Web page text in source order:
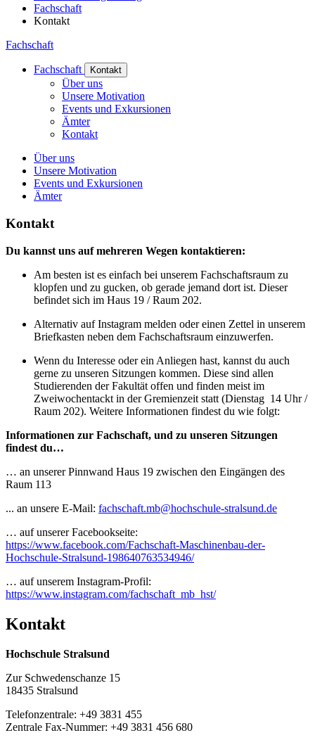
Fachschaft
Kontakt
Fachschaft
Fachschaft Kontakt
Über uns
Unsere Motivation
Events und Exkursionen
Ämter
Kontakt
Über uns
Unsere Motivation
Events und Exkursionen
Ämter
Kon­takt
Du kannst uns auf mehreren Wegen kontaktieren:
Am besten ist es einfach bei unserem Fachschaftsraum zu
klopfen und zu gucken, ob gerade jemand dort ist. Dieser
befindet sich im Haus 19 / Raum 202.
Alternativ auf Instagram melden oder einen Zettel in unserem
Briefkasten neben dem Fachschaftsraum einzuwerfen.
Wenn du Interesse oder ein Anliegen hast, kannst du auch
gerne zu unseren Sitzungen kommen. Diese sind allen
Studierenden der Fakultät offen und finden meist im
Zweiwochentackt in der Gremienzeit statt (Dienstag 14 Uhr /
Raum 202). Weitere Informationen findest du wie folgt:
Informationen zur Fachschaft, und zu unseren Sitzungen
findest du…
… an unserer Pinnwand Haus 19 zwischen den Eingängen des
Raum 113
... an unsere E-Mail: fachschaft.mb@hochschule-stralsund.de
… auf unserer Facebookseite:
https://www.facebook.com/Fachschaft-Maschinenbau-der-
Hochschule-Stralsund-198640763534946/
… auf unserem Instagram-Profil:
https://www.instagram.com/fachschaft_mb_hst/
Kon­takt
Hochschule Stralsund
Zur Schwedenschanze 15
18435 Stralsund
Telefonzentrale: +49 3831 455
Zentrale Fax-Nummer: +49 3831 456 680